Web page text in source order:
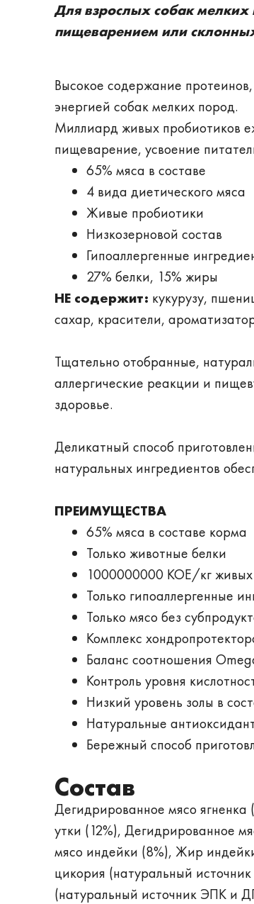
Для взрослых собак мелких
пищеварением или
Высокое содержание
энергией собак мелких пород.
Миллиард живых пробиотиков
пищеварение, усвоение
65% мяса в составе
4 вида диетического мяса
Живые пробиотики
Низкозерновой состав
Гипоаллергенные
27% белки, 15% жиры
НЕ содержит: кукурузу,
сахар, красители,
Тщательно отобранные,
аллергические реакции и
здоровье.
Деликатный способ
натуральных ингредиентов
ПРЕИМУЩЕСТВА
65% мяса в составе корма
Только животные белки
1000000000 КОЕ/кг живых
Только гипоаллергенные
Только мясо без
Комплекс
Баланс соотношения
Контроль уровня
Низкий уровень золы в
Натуральные
Бережный способ
Состав
Дегидрированное мясо
утки (12%), Дегидрированное
мясо индейки (8%), Жир
цикория (натуральный
(натуральный источник ЭПК и